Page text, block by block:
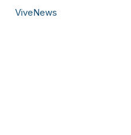
ViveNews